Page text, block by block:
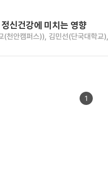
신건강에 미치는 영향
천안캠퍼스)), 김민선(단국대학교
1